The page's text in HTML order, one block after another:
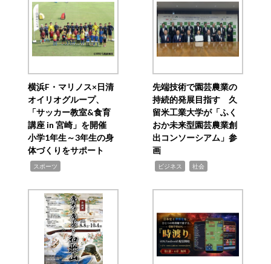
横浜F・マリノス×日清
オイリオグループ、
「サッカー教室&食育
講座 in 宮崎」を開催
小学1年生～3年生の身
体づくりをサポート
スポーツ
先端技術で園芸農業の
持続的発展目指す 久
留米工業大学が「ふく
おか未来型園芸農業創
出コンソーシアム」参
画
ビジネス 社会